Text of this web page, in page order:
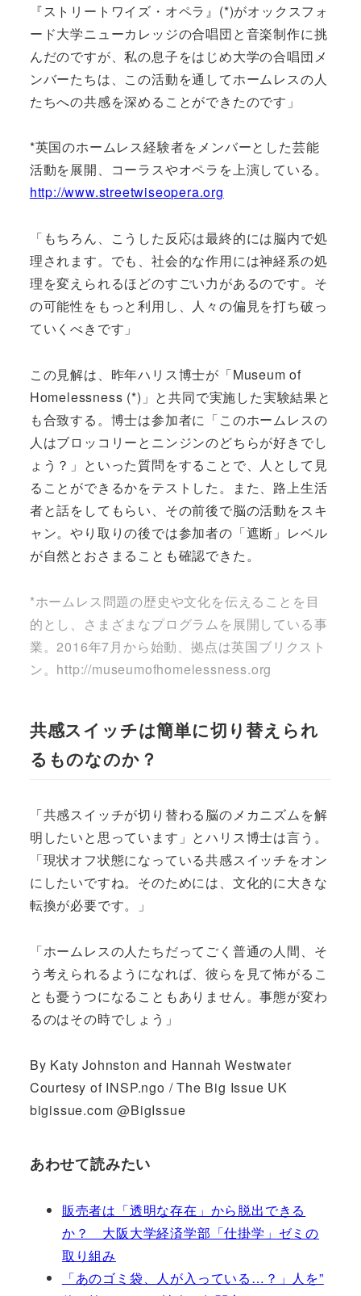
『ストリートワイズ・オペラ』(*)がオックスフォ
ード大学ニューカレッジの合唱団と音楽制作に挑
んだのですが、私の息子をはじめ大学の合唱団メ
ンバーたちは、この活動を通してホームレスの人
たちへの共感を深めることができたのです」
*英国のホームレス経験者をメンバーとした芸能
活動を展開、コーラスやオペラを上演している。
http://www.streetwiseopera.org
「もちろん、こうした反応は最終的には脳内で処
理されます。でも、社会的な作用には神経系の処
理を変えられるほどのすごい力があるのです。そ
の可能性をもっと利用し、人々の偏見を打ち破っ
ていくべきです」
この見解は、昨年ハリス博士が「Museum of
Homelessness (*)」と共同で実施した実験結果と
も合致する。博士は参加者に「このホームレスの
人はブロッコリーとニンジンのどちらが好きでし
ょう？」といった質問をすることで、人として見
ることができるかをテストした。また、路上生活
者と話をしてもらい、その前後で脳の活動をスキ
ャン。やり取りの後では参加者の「遮断」レベル
が自然とおさまることも確認できた。
*ホームレス問題の歴史や文化を伝えることを目
的とし、さまざまなプログラムを展開している事
業。2016年7月から始動、拠点は英国ブリクスト
ン。http://museumofhomelessness.org
共感スイッチは簡単に切り替えられ
るものなのか？
「共感スイッチが切り替わる脳のメカニズムを解
明したいと思っています」とハリス博士は言う。
「現状オフ状態になっている共感スイッチをオン
にしたいですね。そのためには、文化的に大きな
転換が必要です。」
「ホームレスの人たちだってごく普通の人間、そ
う考えられるようになれば、彼らを見て怖がるこ
とも憂うつになることもありません。事態が変わ
るのはその時でしょう」
By Katy Johnston and Hannah Westwater
Courtesy of INSP.ngo / The Big Issue UK
bigissue.com @BigIssue
あわせて読みたい
販売者は「透明な存在」から脱出できる
か？ 大阪大学経済学部「仕掛学」ゼミの
取り組み
「あのゴミ袋、人が入っている…？」人を”